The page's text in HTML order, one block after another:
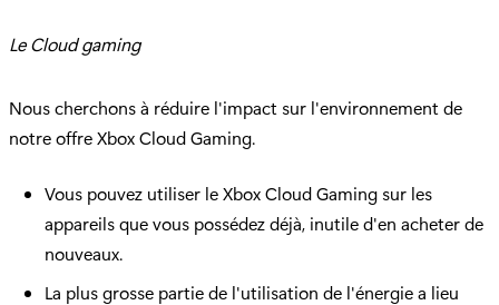
Le Cloud gaming
Nous cherchons à réduire l'impact sur l'environnement de
notre offre Xbox Cloud Gaming.
Vous pouvez utiliser le Xbox Cloud Gaming sur les
appareils que vous possédez déjà, inutile d'en acheter de
nouveaux.
La plus grosse partie de l'utilisation de l'énergie a lieu